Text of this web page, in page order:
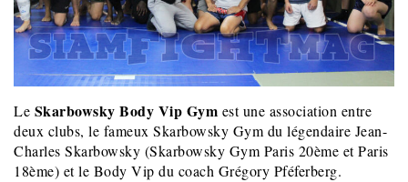
Le Skarbowsky Body Vip Gym est une association entre
deux clubs, le fameux Skarbowsky Gym du légendaire Jean-
Charles Skarbowsky (Skarbowsky Gym Paris 20ème et Paris
18ème) et le Body Vip du coach Grégory Pféferberg.